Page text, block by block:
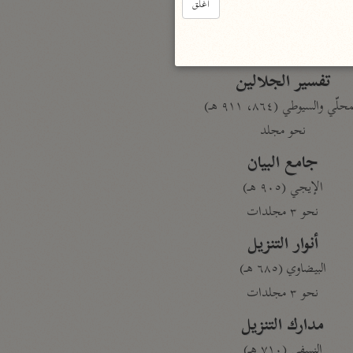
تفسير الجلالين
والسيوطي (٨٦٤، ٩١١ هـ)
نحو مجلد
جامع البيان
الإيجي (٩٠٥ هـ)
نحو ٣ مجلدات
أنوار التنزيل
البيضاوي (٦٨٥ هـ)
نحو ٣ مجلدات
مدارك التنزيل
أغلق